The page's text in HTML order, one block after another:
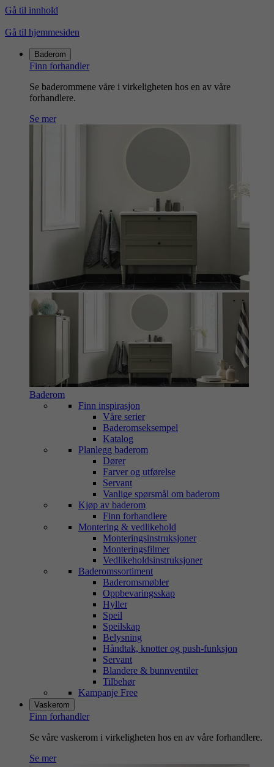
Gå til innhold
Gå til hjemmesiden
Baderom
Finn forhandler
Se baderommene våre i virkeligheten hos en av våre
forhandlere.
Se mer
Baderom
Finn inspirasjon
Våre serier
Baderomseksempel
Katalog
Planlegg baderom
Dører
Farver og utførelse
Servant
Vanlige spørsmål om baderom
Kjøp av baderom
Finn forhandlere
Montering & vedlikehold
Monteringsinstruksjoner
Monteringsfilmer
Vedlikeholdsinstruksjoner
Baderomssortiment
Baderomsmøbler
Oppbevaringsskap
Hyller
Speil
Speilskap
Belysning
Håndtak, knotter og push-funksjon
Servant
Blandere & bunnventiler
Tilbehør
Kampanje Free
Vaskerom
Finn forhandler
Se våre vaskerom i virkeligheten hos en av våre forhandlere.
Se mer